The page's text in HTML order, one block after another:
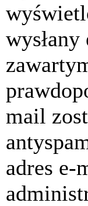
mail
adres e-